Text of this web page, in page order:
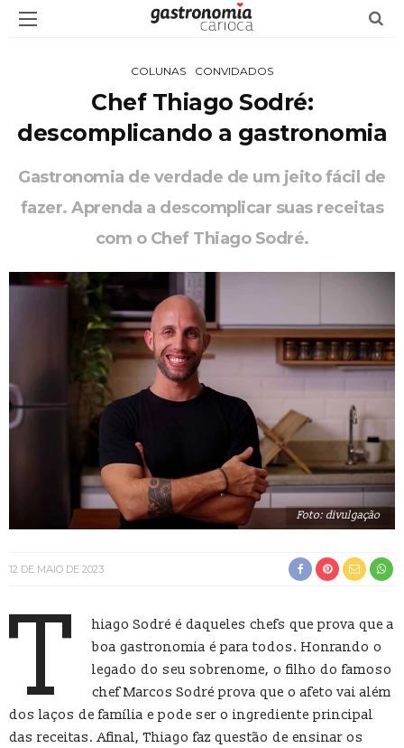
COLUNAS CONVIDADOS
Chef Thiago Sodré:
descomplicando a gastronomia
Gastronomia de verdade de um jeito fácil de
fazer. Aprenda a descomplicar suas receitas
com o Chef Thiago Sodré.
Foto: divulgação
12 DE MAIO DE 2023
T
hiago Sodré é daqueles chefs que prova que a
boa gastronomia é para todos. Honrando o
legado do seu sobrenome, o filho do famoso
chef Marcos Sodré prova que o afeto vai além
dos laços de família e pode ser o ingrediente principal
das receitas. Afinal, Thiago faz questão de ensinar os